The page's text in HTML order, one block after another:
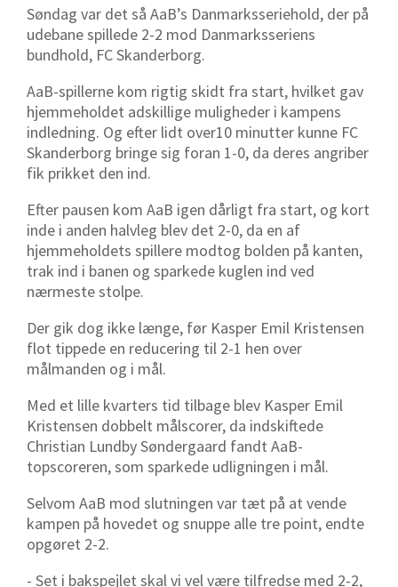
Søndag var det så AaB’s Danmarksseriehold, der på
udebane spillede 2-2 mod Danmarksseriens
bundhold, FC Skanderborg.
AaB-spillerne kom rigtig skidt fra start, hvilket gav
hjemmeholdet adskillige muligheder i kampens
indledning. Og efter lidt over10 minutter kunne FC
Skanderborg bringe sig foran 1-0, da deres angriber
fik prikket den ind.
Efter pausen kom AaB igen dårligt fra start, og kort
inde i anden halvleg blev det 2-0, da en af
hjemmeholdets spillere modtog bolden på kanten,
trak ind i banen og sparkede kuglen ind ved
nærmeste stolpe.
Der gik dog ikke længe, før Kasper Emil Kristensen
flot tippede en reducering til 2-1 hen over
målmanden og i mål.
Med et lille kvarters tid tilbage blev Kasper Emil
Kristensen dobbelt målscorer, da indskiftede
Christian Lundby Søndergaard fandt AaB-
topscoreren, som sparkede udligningen i mål.
Selvom AaB mod slutningen var tæt på at vende
kampen på hovedet og snuppe alle tre point, endte
opgøret 2-2.
- Set i bakspejlet skal vi vel være tilfredse med 2-2,